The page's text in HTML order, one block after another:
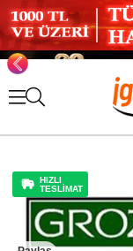
HIZLI
TESLİMAT